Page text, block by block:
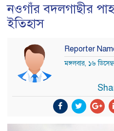
নওগাঁর বদলগাছীর
ইতিহাস
Reporter
মঙ্গলবার, ১৬